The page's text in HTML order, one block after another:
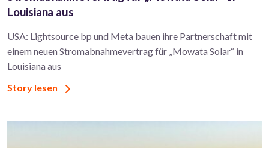
Louisiana aus
USA: Lightsource bp und Meta bauen ihre Partnerschaft mit
einem neuen Stromabnahmevertrag für „Mowata Solar“ in
Louisiana aus
Story lesen